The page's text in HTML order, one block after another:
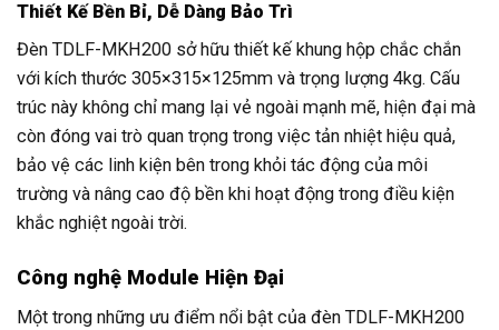
Thiết Kế Bền Bỉ, Dễ Dàng Bảo Trì
Đèn TDLF-MKH200 sở hữu thiết kế khung hộp chắc chắn
với kích thước 305×315×125mm và trọng lượng 4kg. Cấu
trúc này không chỉ mang lại vẻ ngoài mạnh mẽ, hiện đại mà
còn đóng vai trò quan trọng trong việc tản nhiệt hiệu quả,
bảo vệ các linh kiện bên trong khỏi tác động của môi
trường và nâng cao độ bền khi hoạt động trong điều kiện
khắc nghiệt ngoài trời.
Công nghệ Module Hiện Đại
Một trong những ưu điểm nổi bật của đèn TDLF-MKH200